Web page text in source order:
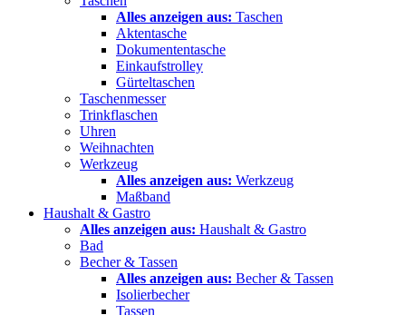
Alles anzeigen aus: Taschen
Aktentasche
Dokumententasche
Einkaufstrolley
Gürteltaschen
Taschenmesser
Trinkflaschen
Uhren
Weihnachten
Werkzeug
Alles anzeigen aus: Werkzeug
Maßband
Haushalt & Gastro
Alles anzeigen aus: Haushalt & Gastro
Bad
Becher & Tassen
Alles anzeigen aus: Becher & Tassen
Isolierbecher
Tassen